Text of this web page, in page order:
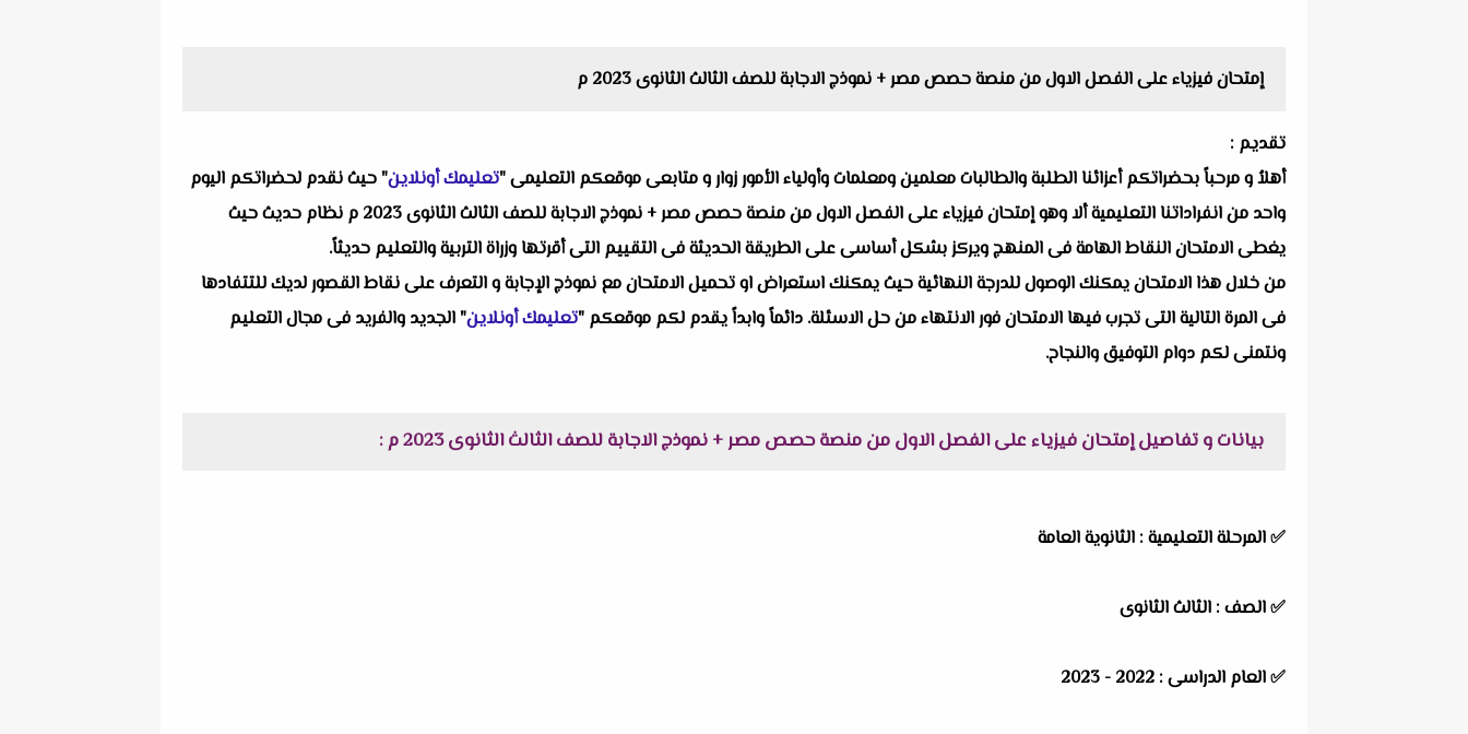
إمتحان فيزياء على الفصل الاول من منصة حصص مصر + نموذج الاجابة للصف الثالث الثانوى 2023 م
تقديم :
أهلاُ و مرحباً بحضراتكم أعزائنا الطلبة والطالبات معلمين ومعلمات وأولياء الأمور زوار و متابعى موقعكم التعليمى "تعليمك أونلاين" حيث نقدم لحضراتكم اليوم
واحد من انفراداتنا التعليمية ألا وهو إمتحان فيزياء على الفصل الاول من منصة حصص مصر + نموذج الاجابة للصف الثالث الثانوى 2023 م نظام حديث حيث
يغطى الامتحان النقاط الهامة فى المنهج ويركز بشكل أساسى على الطريقة الحديثة فى التقييم التى أقرتها وزراة التربية والتعليم حديثاً.
من خلال هذا الامتحان يمكنك الوصول للدرجة النهائية حيث يمكنك استعراض او تحميل الامتحان مع نموذج الإجابة و التعرف على نقاط القصور لديك للتتفادها
فى المرة التالية التى تجرب فيها الامتحان فور الانتهاء من حل الاسئلة. دائماً وابداً يقدم لكم موقعكم "تعليمك أونلاين" الجديد والفريد فى مجال التعليم
ونتمنى لكم دوام التوفيق والنجاح.
بيانات و تفاصيل إمتحان فيزياء على الفصل الاول من منصة حصص مصر + نموذج الاجابة للصف الثالث الثانوى 2023 م :
✅المرحلة التعليمية : الثانوية العامة
✅الصف : الثالث الثانوى
✅العام الدراسى : 2022 - 2023